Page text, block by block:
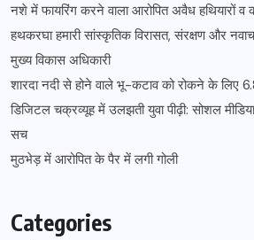
नशे में फायरिंग करने वाला आरोपित अवैध हथियारों व
हथकरघा हमारी सांस्कृतिक विरासत, संरक्षण और
मुख्य विकास अधिकारी
शारदा नदी से होने वाले भू-कटाव को रोकने के लिए
डिजिटल चक्रव्यूह में उलझती युवा पीढ़ी: सोशल
सच
मुठभेड़ में आरोपित के पैर में लगी गोली
Categories